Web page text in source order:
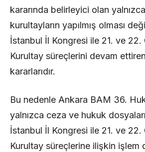
kararında belirleyici olan
kurultayların yapılmış olması
İstanbul İl Kongresi ile 21. ve 22.
Kurultay süreçlerini devam
kararlarıdır.
Bu nedenle Ankara BAM 36.
yalnızca ceza ve hukuk
İstanbul İl Kongresi ile 21. ve 22.
Kurultay süreçlerine ilişkin işlem